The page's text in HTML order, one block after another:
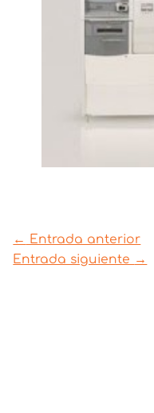
← Entrada anterior
Entrada siguiente →